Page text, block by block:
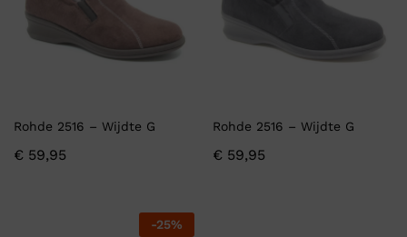
Rohde 2516 – Wijdte G
€ 59,95
Rohde 2516 – Wijdte G
€ 59,95
-25%